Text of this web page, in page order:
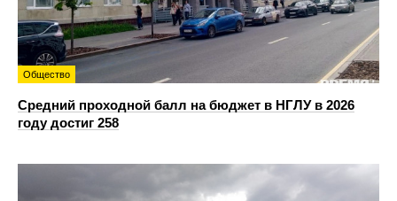
Общество
Средний проходной балл на бюджет в НГЛУ в 2026
году достиг 258